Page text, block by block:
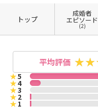
トップ
成婚者
エピソード
(2)
平均評価
★5
★4
★3
★2
★1